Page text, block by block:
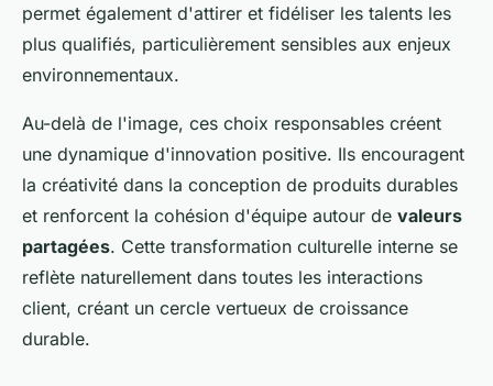
permet également d'attirer et fidéliser les talents les
plus qualifiés, particulièrement sensibles aux enjeux
environnementaux.
Au-delà de l'image, ces choix responsables créent
une dynamique d'innovation positive. Ils encouragent
la créativité dans la conception de produits durables
et renforcent la cohésion d'équipe autour de valeurs
partagées. Cette transformation culturelle interne se
reflète naturellement dans toutes les interactions
client, créant un cercle vertueux de croissance
durable.